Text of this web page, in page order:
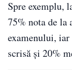
Spre exemplu,
75% nota de
examenului,
scrisă și 20%